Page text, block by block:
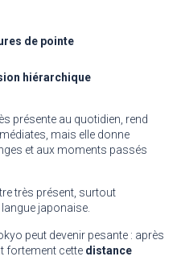
de pointe
hiérarchique
présente au quotidien, rend
mais elle donne
et aux moments passés
très présent, surtout
japonaise.
peut devenir pesante : après
fortement cette distance